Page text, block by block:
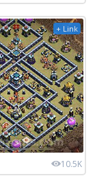
+ Link
10.5K